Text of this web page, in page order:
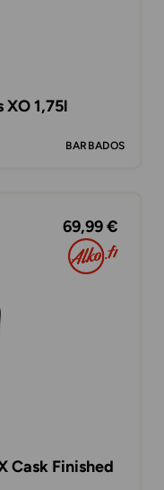
XO 1,75l
BARBADOS
69,99 €
Cask Finished